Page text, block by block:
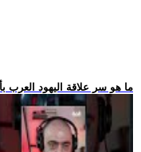
.. ما هو سر علاقة اليهود العرب